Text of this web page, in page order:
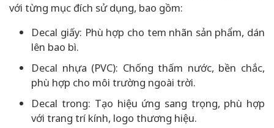
với từng mục đích sử dụng, bao gồm:
Decal giấy: Phù hợp cho tem nhãn sản phẩm, dán
lên bao bì.
Decal nhựa (PVC): Chống thấm nước, bền chắc,
phù hợp cho môi trường ngoài trời.
Decal trong: Tạo hiệu ứng sang trọng, phù hợp
với trang trí kính, logo thương hiệu.